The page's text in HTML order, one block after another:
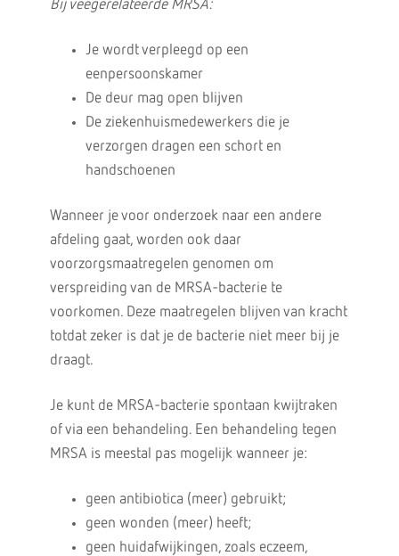
Bij veegerelateerde MRSA:
Je wordt verpleegd op een
eenpersoonskamer
De deur mag open blijven
De ziekenhuismedewerkers die je
verzorgen dragen een schort en
handschoenen
Wanneer je voor onderzoek naar een andere
afdeling gaat, worden ook daar
voorzorgsmaatregelen genomen om
verspreiding van de MRSA-bacterie te
voorkomen. Deze maatregelen blijven van kracht
totdat zeker is dat je de bacterie niet meer bij je
draagt.
Je kunt de MRSA-bacterie spontaan kwijtraken
of via een behandeling. Een behandeling tegen
MRSA is meestal pas mogelijk wanneer je:
geen antibiotica (meer) gebruikt;
geen wonden (meer) heeft;
geen huidafwijkingen, zoals eczeem,